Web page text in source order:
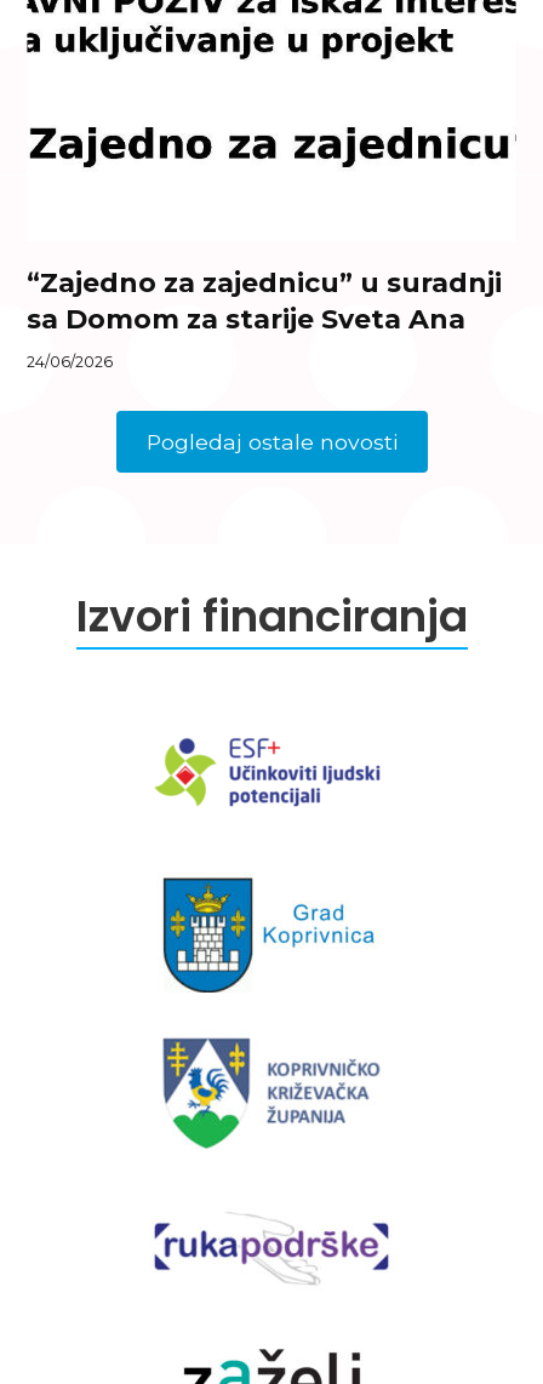
“Zajedno za zajednicu” u suradnji
sa Domom za starije Sveta Ana
24/06/2026
Pogledaj ostale novosti
Izvori financiranja